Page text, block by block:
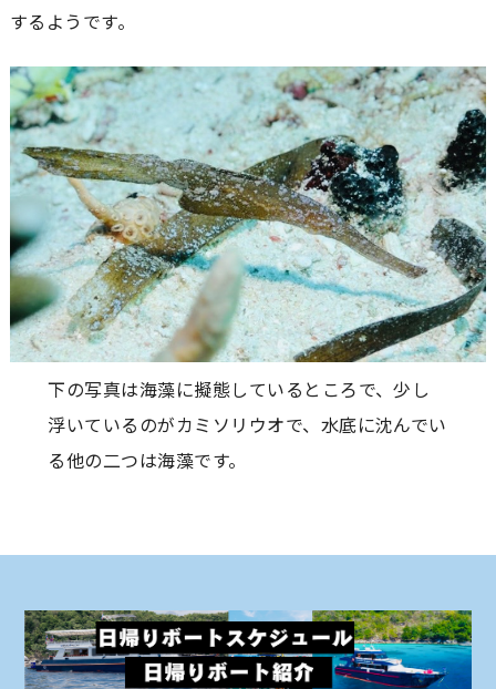
するようです。
下の写真は海藻に擬態しているところで、少し
浮いているのがカミソリウオで、水底に沈んでい
る他の二つは海藻です。